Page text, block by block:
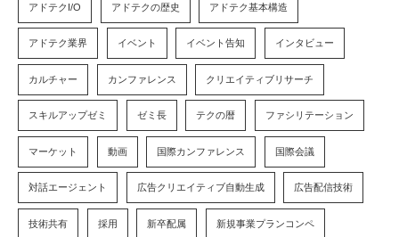
アドテクI/O アドテクの歴史 アドテク基本構造
アドテク業界 イベント イベント告知 インタビュー
カルチャー カンファレンス クリエイティブリサーチ
スキルアップゼミ ゼミ長 テクの暦 ファシリテーション
マーケット 動画 国際カンファレンス 国際会議
対話エージェント 広告クリエイティブ自動生成 広告配信技術
技術共有 採用 新卒配属 新規事業プランコンペ